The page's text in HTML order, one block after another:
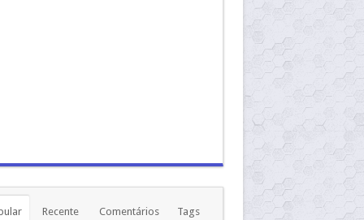
Recente Comentários Tags